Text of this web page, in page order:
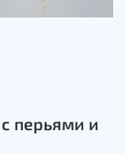
перьями и